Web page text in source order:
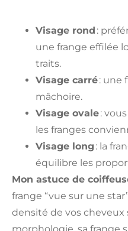
Visage rond :
une frange effilée
traits.
Visage carré: une
mâchoire.
Visage ovale:
les franges
Visage long : la
équilibre les
Mon astuce de
frange “vue sur une
densité de vos cheveux